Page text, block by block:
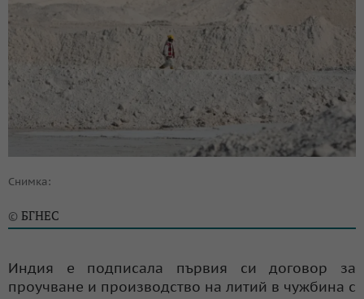
Снимка:
© БГНЕС
Индия е подписала първия си договор за
проучване и производство на литий в чужбина с